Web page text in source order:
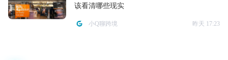
该看清哪些现实
小Q聊跨境 昨天 17:23